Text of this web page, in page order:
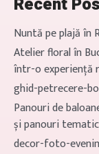
Nuntă pe plajă în
Atelier floral în
într-o experiență
ghid-petrecere-
Panouri de
și panouri
decor-foto-